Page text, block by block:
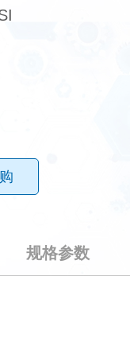
规格参数